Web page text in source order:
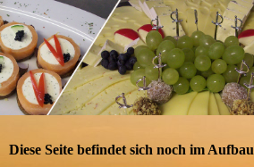
Diese Seite befindet sich noch im Aufbau